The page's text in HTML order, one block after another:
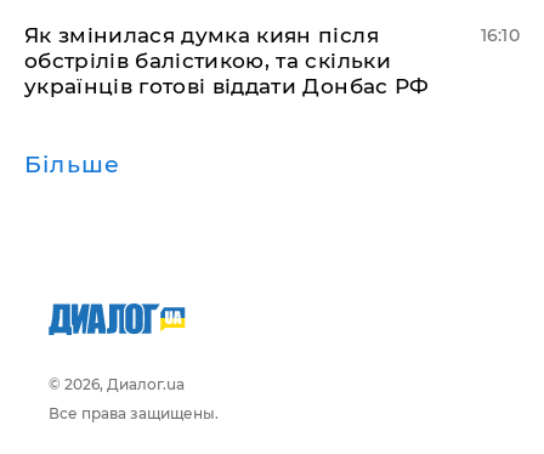
Як змінилася думка киян після
обстрілів балістикою, та скільки
українців готові віддати Донбас РФ
16:10
Більше
© 2026, Диалог.ua
Все права защищены.